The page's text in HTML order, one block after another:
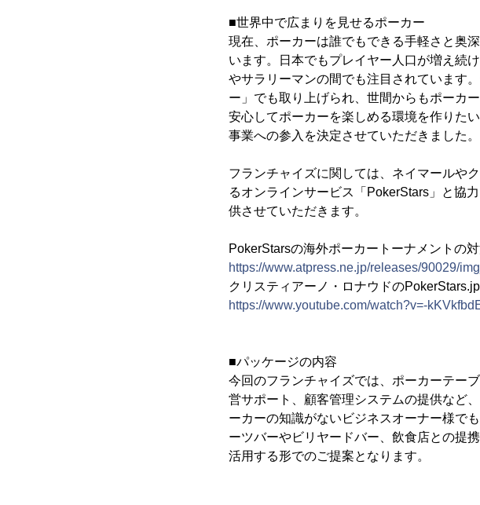
■世界中で広まりを見せるポーカー
現在、ポーカーは誰でもできる手軽さと奥
います。日本でもプレイヤー人口が増え続
やサラリーマンの間でも注目されています
ー」でも取り上げられ、世間からもポーカ
安心してポーカーを楽しめる環境を作りた
事業への参入を決定させていただきました。
フランチャイズに関しては、ネイマールや
るオンラインサービス「PokerStars」と協
供させていただきます。
PokerStarsの海外ポーカートーナメントの
https://www.atpress.ne.jp/releases/90029/
クリスティアーノ・ロナウドの
https://www.youtube.com/watch?v=-
■パッケージの内容
今回のフランチャイズでは、ポーカーテー
営サポート、顧客管理システムの提供など
ーカーの知識がないビジネスオーナー様で
ーツバーやビリヤードバー、飲食店との提
活用する形でのご提案となります。